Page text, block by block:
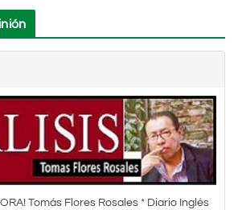
Tomás Flores Rosales * Diario Inglés